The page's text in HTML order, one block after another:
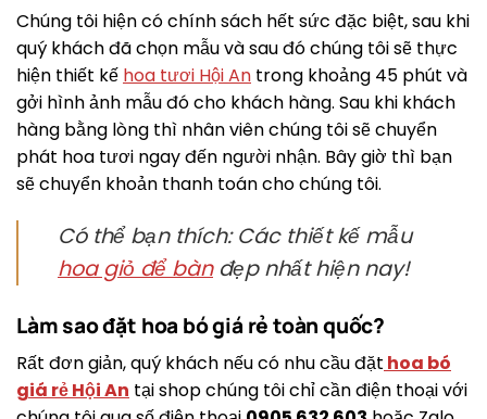
Chúng tôi hiện có chính sách hết sức đặc biệt, sau khi
quý khách đã chọn mẫu và sau đó chúng tôi sẽ thực
hiện thiết kế hoa tươi Hội An trong khoảng 45 phút và
gởi hình ảnh mẫu đó cho khách hàng. Sau khi khách
hàng bằng lòng thì nhân viên chúng tôi sẽ chuyển
phát hoa tươi ngay đến người nhận. Bây giờ thì bạn
sẽ chuyển khoản thanh toán cho chúng tôi.
Có thể bạn thích: Các thiết kế mẫu
hoa giỏ để bànđẹp nhất hiện nay!
Làm sao đặt hoa bó giá rẻ toàn quốc?
Rất đơn giản, quý khách nếu có nhu cầu đặt hoa bó
giá rẻ Hội An tại shop chúng tôi chỉ cần điện thoại với